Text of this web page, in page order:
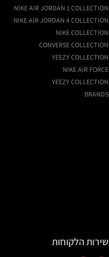
NIKE AIR JORDAN 1 COLLECTION
NIKE AIR JORDAN 4 COLLECTION
NIKE COLLECTION
CONVERSE COLLECTION
YEEZY COLLECTION
NIKE AIR FORCE
YEEZY COLLECTION
BRANDS
שירות הלקוחות